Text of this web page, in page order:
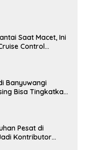
Saat Macet, Ini
Control
Banyuwangi
Bisa Tingkatkan
Pesat di
Kontributor